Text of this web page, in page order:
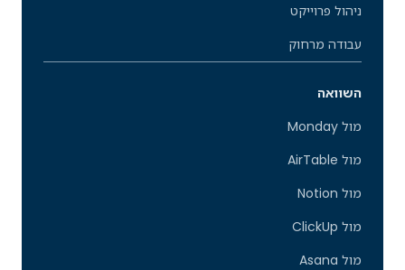
ניהול פרוייקט
עבודה מרחוק
השוואה
מול Monday
מול AirTable
מול Notion
מול ClickUp
מול Asana